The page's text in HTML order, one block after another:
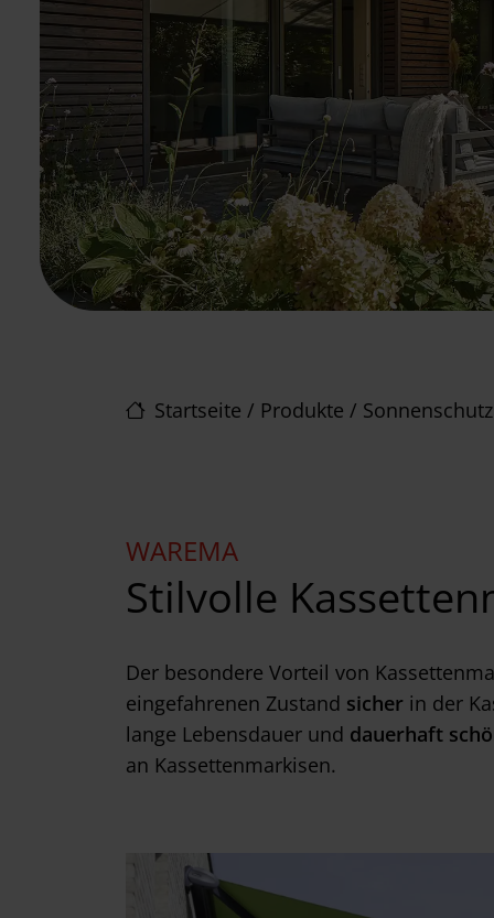
Startseite / Produkte /
WAREMA
Stilvolle
Der besondere Vorteil von
eingefahrenen Zustand sicher in der
lange Lebensdauer und dauerhaft
an Kassettenmarkisen.